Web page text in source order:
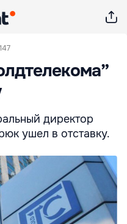
директор
ушел в отставку.